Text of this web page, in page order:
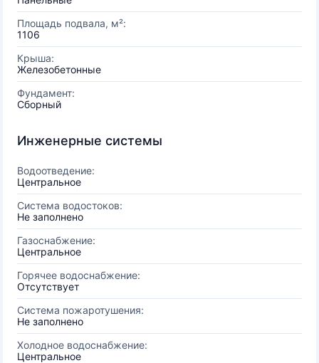
Площадь подвала, м²:
1106
Крыша:
Железобетонные
Фундамент:
Сборный
Инженерные системы
Водоотведение:
Центральное
Система водостоков:
Не заполнено
Газоснабжение:
Центральное
Горячее водоснабжение:
Отсутствует
Система пожаротушения:
Не заполнено
Холодное водоснабжение:
Центральное